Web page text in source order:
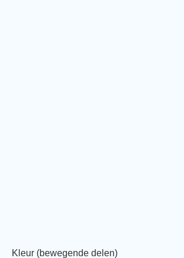
Kleur (bewegende delen)